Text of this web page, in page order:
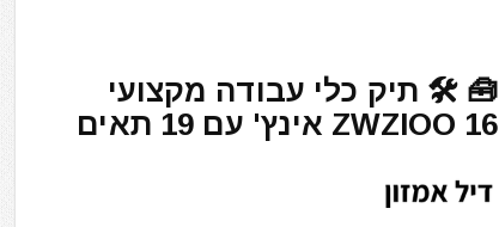
🧰 🛠️ תיק כלי עבודה מקצועי
ZWZIOO 16 אינץ' עם 19 תאים